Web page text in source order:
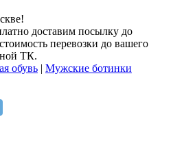
доставим посылку до
перевозки до вашего
ТК.
обувь | Мужские ботинки